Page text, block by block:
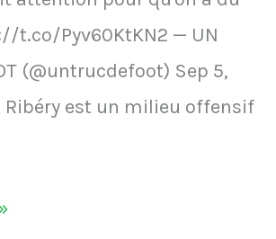
t.co/Pyv60KtKN2 — UN
(@untrucdefoot) Sep 5,
Ribéry est un milieu offensif